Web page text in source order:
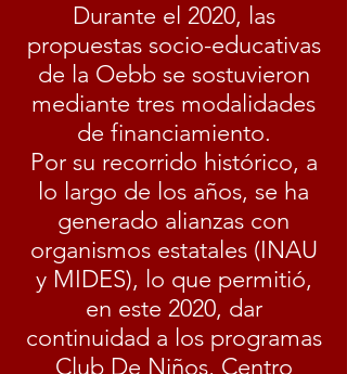
Durante el 2020, las
propuestas socio-educativas
de la Oebb se sostuvieron
mediante tres modalidades
de financiamiento.
Por su recorrido histórico, a
lo largo de los años, se ha
generado alianzas con
organismos estatales (INAU
y MIDES), lo que permitió,
en este 2020, dar
continuidad a los programas
Club De Niños, Centro